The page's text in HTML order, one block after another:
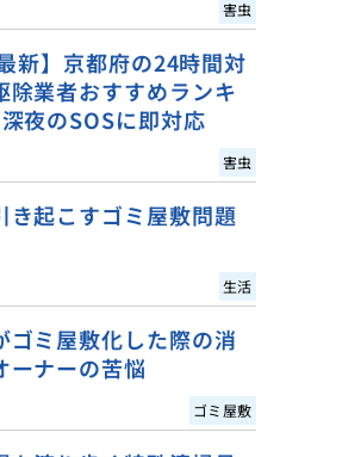
害虫
新】京都府の24時間対
除業者おすすめランキ
夜のSOSに即対応
害虫
き起こすゴミ屋敷問題
生活
ゴミ屋敷化した際の消
ーナーの苦悩
ゴミ屋敷